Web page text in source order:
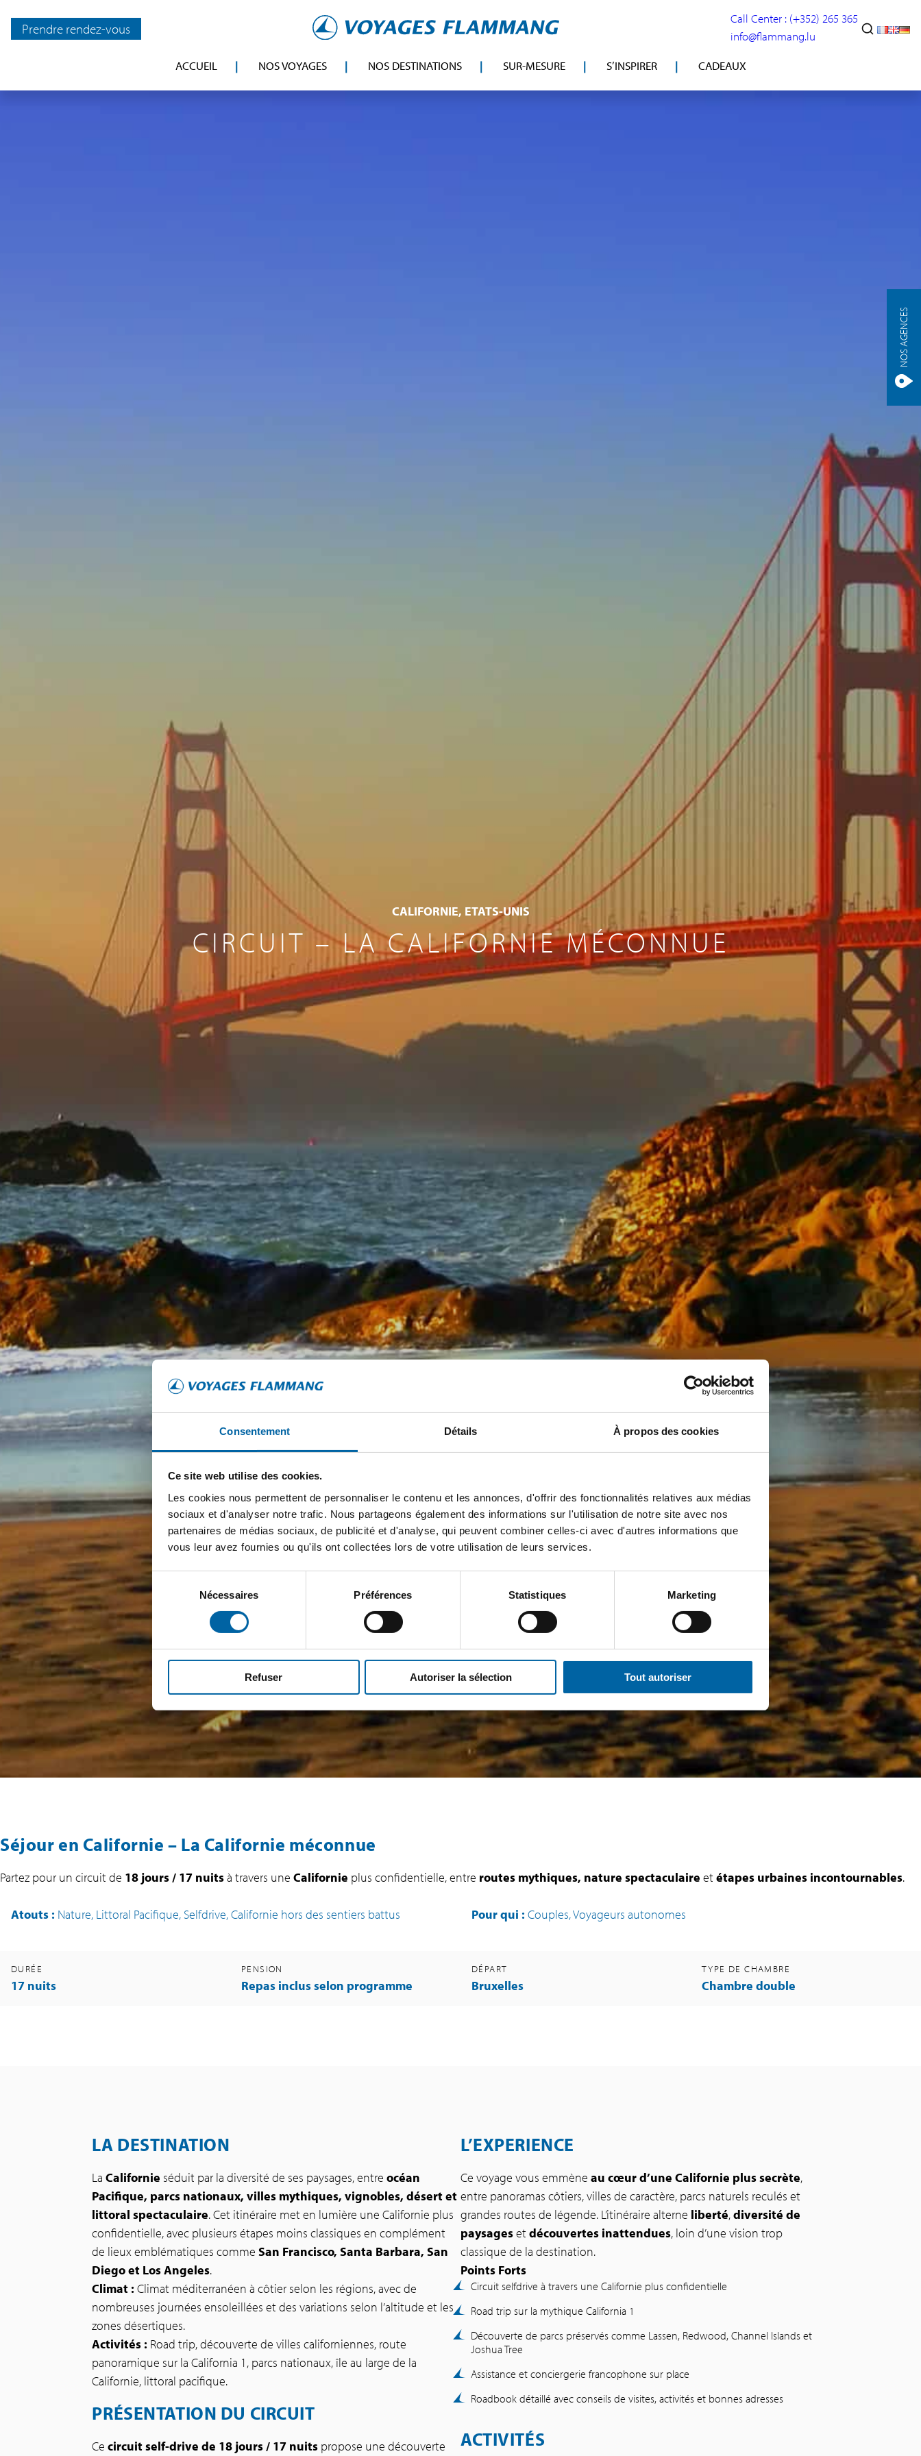
Consentement Détails À propos des cookies
Ce site web utilise des cookies.
Les cookies nous permettent de personnaliser le contenu et les annonces, d'offrir des fonctionnalités relatives aux médias
sociaux et d'analyser notre trafic. Nous partageons également des informations sur l'utilisation de notre site avec nos
partenaires de médias sociaux, de publicité et d'analyse, qui peuvent combiner celles-ci avec d'autres informations que
vous leur avez fournies ou qu'ils ont collectées lors de votre utilisation de leurs services.
du
consentement
Nécessaires Préférences Statistiques Marketing
Refuser Autoriser la sélection Tout autoriser
Prendre rendez-vous
Call Center : (+352) 265 365
info@flammang.lu
NOS AGENCES
ACCUEIL NOS VOYAGES NOS DESTINATIONS SUR-MESURE S’INSPIRER CADEAUX
CALIFORNIE, ETATS-UNIS
CIRCUIT – LA CALIFORNIE MÉCONNUE
Séjour en Californie – La Californie méconnue
Partez pour un circuit de 18 jours / 17 nuitsà travers une Californie plus confidentielle, entre routes mythiques, nature spectaculaire etétapes urbaines incontournables.
Atouts : Nature, Littoral Pacifique, Selfdrive, Californie hors des sentiers battus Pour qui : Couples, Voyageurs autonomes
DURÉE
17 nuits
PENSION
Repas inclus selon programme
DÉPART
Bruxelles
TYPE DE CHAMBRE
Chambre double
LA DESTINATION
LaCalifornie séduit par la diversité de ses paysages, entreocéan
Pacifique, parcs nationaux, villes mythiques, vignobles, désert et
littoral spectaculaire. Cet itinéraire met en lumière une Californie plus
confidentielle, avec plusieurs étapes moins classiques en complément
de lieux emblématiques commeSan Francisco, Santa Barbara, San
Diego et Los Angeles.
Climat : Climat méditerranéen à côtier selon les régions, avec de
nombreuses journées ensoleillées et des variations selon l’altitude et les
zones désertiques.
Activités : Road trip, découverte de villes californiennes, route
panoramique sur la California 1, parcs nationaux, île au large de la
Californie, littoral pacifique.
PRÉSENTATION DU CIRCUIT
Cecircuit self-drive de 18 jours / 17 nuits propose une découverte
L’EXPERIENCE
Ce voyage vous emmène au cœur d’une Californie plus secrète,
entre panoramas côtiers, villes de caractère, parcs naturels reculés et
grandes routes de légende. L’itinéraire alterne liberté,diversité de
paysagesetdécouvertes inattendues, loin d’une vision trop
classique de la destination.
Points Forts
Circuit selfdrive à travers une Californie plus confidentielle
Road trip sur la mythique California 1
Découverte de parcs préservés comme Lassen, Redwood, Channel Islands et
Joshua Tree
Assistance et conciergerie francophone sur place
Roadbook détaillé avec conseils de visites, activités et bonnes adresses
ACTIVITÉS